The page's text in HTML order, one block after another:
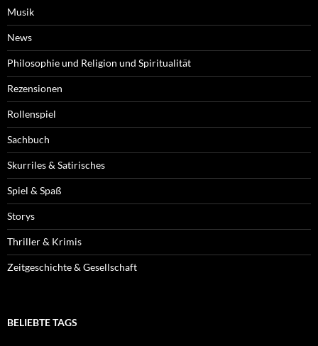
Musik
News
Philosophie und Religion und Spiritualität
Rezensionen
Rollenspiel
Sachbuch
Skurriles & Satirisches
Spiel & Spaß
Storys
Thriller & Krimis
Zeitgeschichte & Gesellschaft
BELIEBTE TAGS